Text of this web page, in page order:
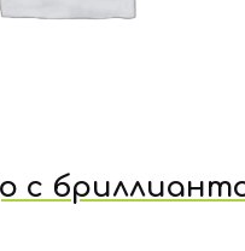
с